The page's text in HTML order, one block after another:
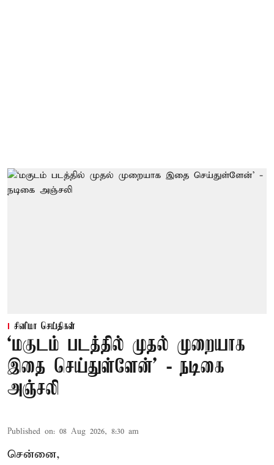
சினிமா செய்திகள்
‘மகுடம் படத்தில் முதல் முறையாக
இதை செய்துள்ளேன்’ - நடிகை
அஞ்சலி
Published on: 08 Aug 2026, 8:30 am
சென்னை,